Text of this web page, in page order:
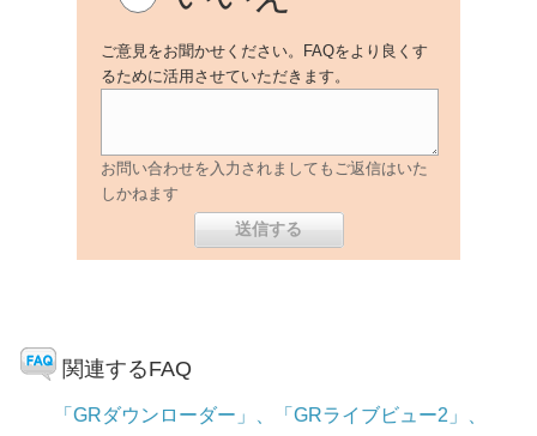
ご意見をお聞かせください。FAQをより良くす
るために活用させていただきます。
お問い合わせを入力されましてもご返信はいた
しかねます
関連するFAQ
「GRダウンローダー」、「GRライブビュー2」、